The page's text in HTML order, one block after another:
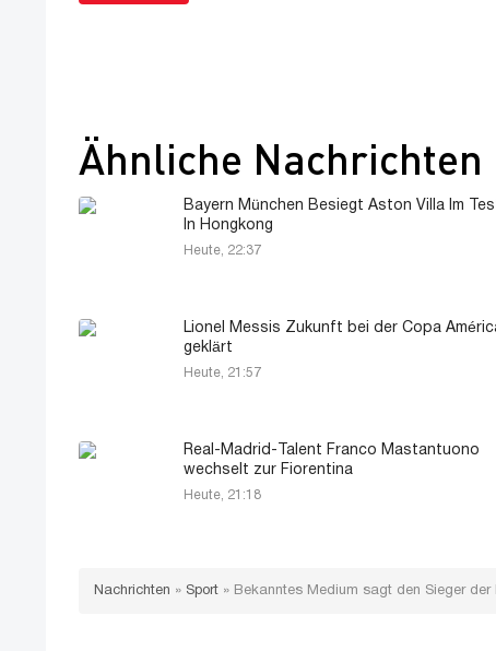
Ähnliche Nachrichten
Bayern München Besiegt Aston Villa Im
In Hongkong
Heute, 22:37
Lionel Messis Zukunft bei der Copa
geklärt
Heute, 21:57
Real-Madrid-Talent Franco Mastantuono
wechselt zur Fiorentina
Heute, 21:18
Nachrichten » Sport » Bekanntes Medium sagt den Sieger